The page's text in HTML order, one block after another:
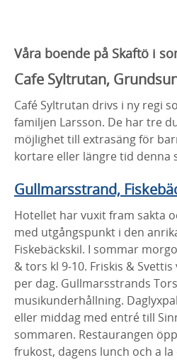
Våra boende på Skaftö i
Cafe Syltrutan,
Café Syltrutan drivs i ny regi
familjen Larsson. De har tre
möjlighet till extrasäng för
kortare eller längre tid denna
Gullmarsstrand,
Hotellet har vuxit fram sakta
med utgångspunkt i den
Fiskebäckskil. I sommar
& tors kl 9-10. Friskis & Svettis
per dag. Gullmarsstrands
musikunderhållning.
eller middag med entré till
sommaren. Restaurangen
frukost, dagens lunch och a la